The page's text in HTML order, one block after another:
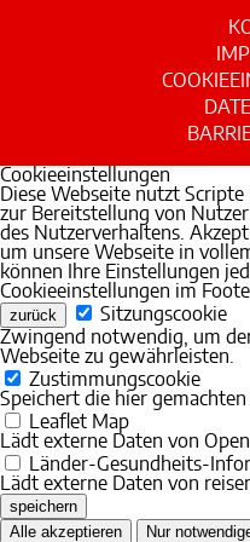
Kundennummer
Anmerkung
Artikelliste
Produktname *
Hersteller, Menge,
Cookieeinstellungen
Diese Webseite nutzt
zur Bereitstellung von
des Nutzerverhaltens.
um unsere Webseite in
können Ihre Einstellungen
Cookieeinstellungen im
zurück
Sitzungscookie
Zwingend notwendig, um
Webseite zu gewährleisten.
Zustimmungscookie
Speichert die hier gemachten
Leaflet Map
Lädt externe Daten von
Länder-Gesundheits-
Lädt externe Daten von
speichern
Alle akzeptieren
Nur